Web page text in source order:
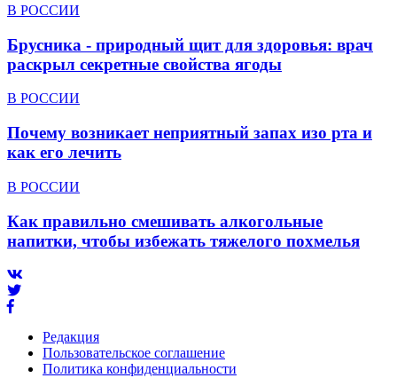
В РОССИИ
Брусника - природный щит для здоровья: врач
раскрыл секретные свойства ягоды
В РОССИИ
Почему возникает неприятный запах изо рта и
как его лечить
В РОССИИ
Как правильно смешивать алкогольные
напитки, чтобы избежать тяжелого похмелья
Редакция
Пользовательское соглашение
Политика конфиденциальности